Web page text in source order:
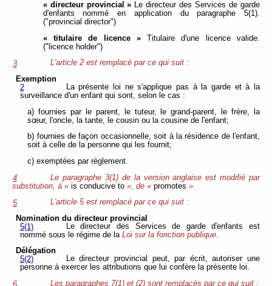
« directeur provincial » Le directeur des Services de garde
d'enfants nommé en application du paragraphe 5(1).
("provincial director")
« titulaire de licence »Titulaire d'une licence valide.
("licence holder")
3
L'article 2 est remplacé par ce qui suit :
Exemption
2
La présente loi ne s'applique pas à la garde et à la
surveillance d'un enfant qui sont, selon le cas :
a) fournies par le parent, le tuteur, le grand-parent, le frère, la
sœur, l'oncle, la tante, le cousin ou la cousine de l'enfant;
b) fournies de façon occasionnelle, soit à la résidence de l'enfant,
soit à celle de la personne qui les fournit;
c) exemptées par règlement.
4
Le paragraphe 3(1) de la version anglaise est modifié par
substitution, à « is conducive to », de « promotes ».
5
L'article 5 est remplacé par ce qui suit :
Nomination du directeur provincial
5(1)
Le directeur des Services de garde d'enfants est
nommé sous le régime de la Loi sur la fonction publique.
Délégation
5(2)
Le directeur provincial peut, par écrit, autoriser une
personne à exercer les attributions que lui confère la présente loi.
6
Les paragraphes 7(1) et (2) sont remplacés par ce qui suit :